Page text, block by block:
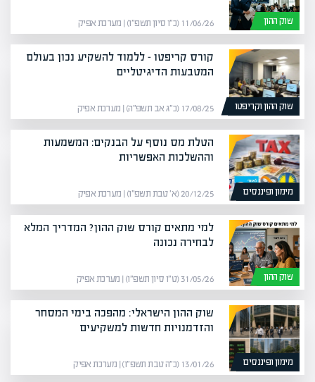
שוק ההון 11/06/26 (כ״ו סיון תשפ״ו) | מערכת אפיק
שוק ההון וקריפטו
קורס קריפטו – ללמוד להשקיע נכון בעולם
המטבעות הדיגיטליים
17/08/25 (כ״ג אב תשפ״ה) | מערכת אפיק
מימון ופיננסים
הטלת מס נוסף על הבנקים: המשמעות
וההשלכות האפשריות
20/12/25 (א׳ טבת תשפ״ו) | מערכת אפיק
שוק ההון
למי מתאים קורס שוק ההון? המדריך המלא
לבחירה נכונה
31/05/26 (ט״ו סיון תשפ״ו) | מערכת אפיק
מימון ופיננסים
שוק ההון הישראלי: מהפכה בימי המסחר
והזדמנויות חדשות למשקיעים
13/01/26 (כ״ה טבת תשפ״ו) | מערכת אפיק